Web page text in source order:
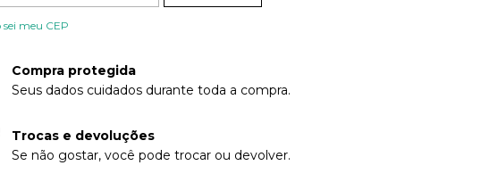
sei meu CEP
Compra protegida
Seus dados cuidados durante toda a compra.
Trocas e devoluções
Se não gostar, você pode trocar ou devolver.